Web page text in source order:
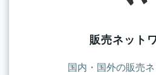
販売ネット
国内・国外の販売